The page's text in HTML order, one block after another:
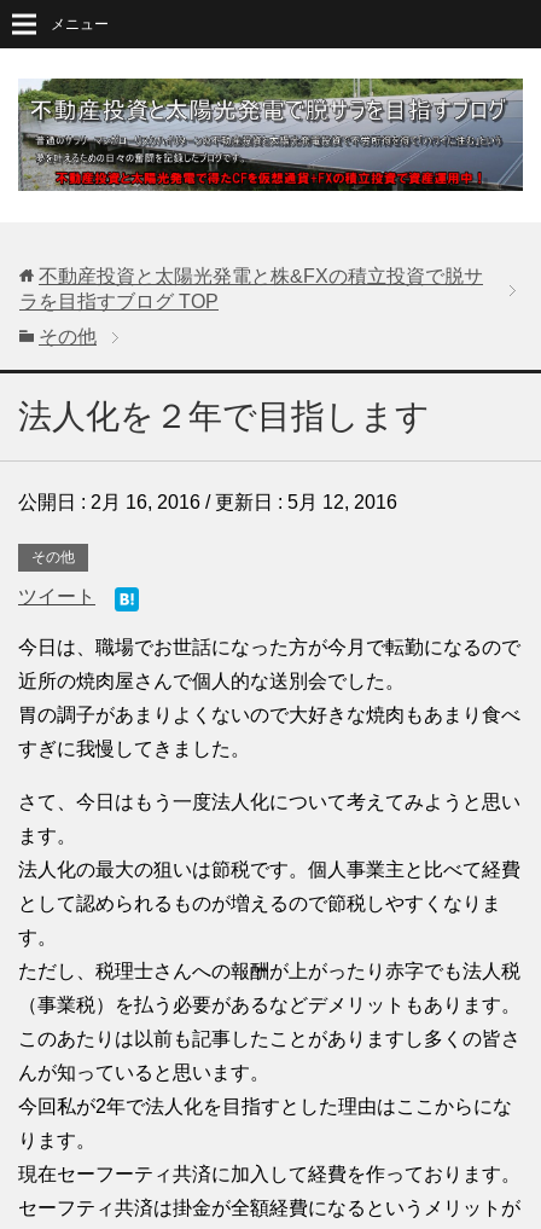
メニュー
不動産投資と太陽光発電と株&FXの積立投資で脱サ
ラを目指すブログ TOP
その他
法人化を２年で目指します
公開日 : 2月 16, 2016 / 更新日 : 5月 12, 2016
その他
ツイート
今日は、職場でお世話になった方が今月で転勤になるので
近所の焼肉屋さんで個人的な送別会でした。
胃の調子があまりよくないので大好きな焼肉もあまり食べ
すぎに我慢してきました。
さて、今日はもう一度法人化について考えてみようと思い
ます。
法人化の最大の狙いは節税です。個人事業主と比べて経費
として認められるものが増えるので節税しやすくなりま
す。
ただし、税理士さんへの報酬が上がったり赤字でも法人税
（事業税）を払う必要があるなどデメリットもあります。
このあたりは以前も記事したことがありますし多くの皆さ
んが知っていると思います。
今回私が2年で法人化を目指すとした理由はここからにな
ります。
現在セーフーティ共済に加入して経費を作っております。
セーフティ共済は掛金が全額経費になるというメリットが